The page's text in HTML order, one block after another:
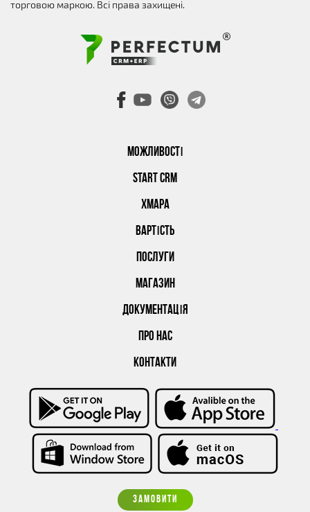
МОЖЛИВОСТІ
START CRM
ХМАРА
ВАРТІСТЬ
ПОСЛУГИ
МАГАЗИН
ДОКУМЕНТАЦІЯ
ПРО НАС
КОНТАКТИ
ЗАМОВИТИ
торговою маркою. Всі права захищені.